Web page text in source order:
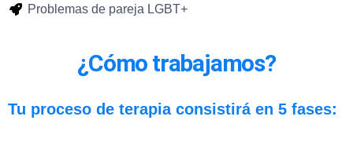
Problemas de pareja LGBT+
¿Cómo trabajamos?
Tu proceso de terapia consistirá en 5 fases: